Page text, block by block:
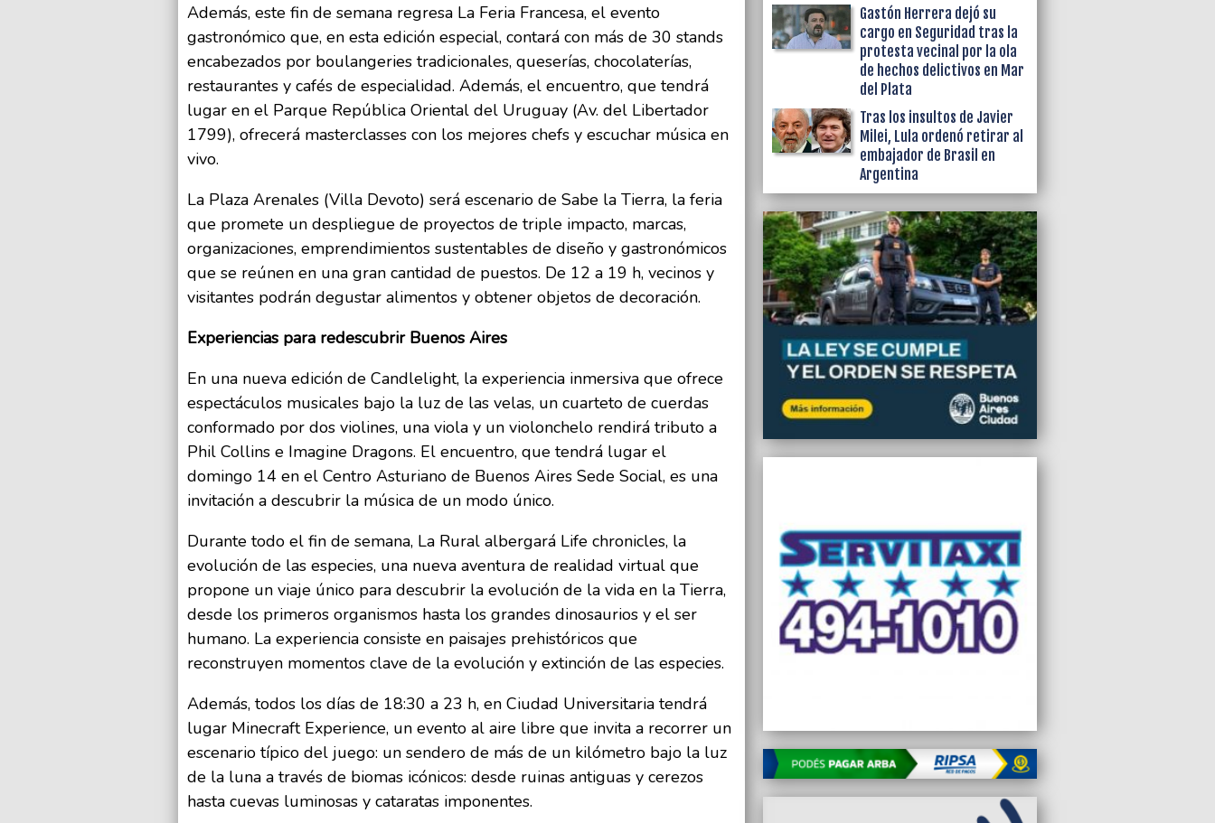
Además, este fin de semana regresa La Feria Francesa, el evento
gastronómico que, en esta edición especial, contará con más de 30 stands
encabezados por boulangeries tradicionales, queserías, chocolaterías,
restaurantes y cafés de especialidad. Además, el encuentro, que tendrá
lugar en el Parque República Oriental del Uruguay (Av. del Libertador
1799), ofrecerá masterclasses con los mejores chefs y escuchar música en
vivo.
La Plaza Arenales (Villa Devoto) será escenario de Sabe la Tierra, la feria
que promete un despliegue de proyectos de triple impacto, marcas,
organizaciones, emprendimientos sustentables de diseño y gastronómicos
que se reúnen en una gran cantidad de puestos. De 12 a 19 h, vecinos y
visitantes podrán degustar alimentos y obtener objetos de decoración.
Experiencias para redescubrir Buenos Aires
En una nueva edición de Candlelight, la experiencia inmersiva que ofrece
espectáculos musicales bajo la luz de las velas, un cuarteto de cuerdas
conformado por dos violines, una viola y un violonchelo rendirá tributo a
Phil Collins e Imagine Dragons. El encuentro, que tendrá lugar el
domingo 14 en el Centro Asturiano de Buenos Aires Sede Social, es una
invitación a descubrir la música de un modo único.
Durante todo el fin de semana, La Rural albergará Life chronicles, la
evolución de las especies, una nueva aventura de realidad virtual que
propone un viaje único para descubrir la evolución de la vida en la Tierra,
desde los primeros organismos hasta los grandes dinosaurios y el ser
humano. La experiencia consiste en paisajes prehistóricos que
reconstruyen momentos clave de la evolución y extinción de las especies.
Además, todos los días de 18:30 a 23 h, en Ciudad Universitaria tendrá
lugar Minecraft Experience, un evento al aire libre que invita a recorrer un
escenario típico del juego: un sendero de más de un kilómetro bajo la luz
de la luna a través de biomas icónicos: desde ruinas antiguas y cerezos
hasta cuevas luminosas y cataratas imponentes.
Gastón Herrera dejó su
cargo en Seguridad tras la
protesta vecinal por la ola
de hechos delictivos en Mar
del Plata
Tras los insultos de Javier
Milei, Lula ordenó retirar al
embajador de Brasil en
Argentina